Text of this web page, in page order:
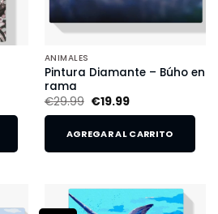
ANIMALES
Pintura Diamante – Búho en
rama
€29.99 €19.99
AGREGAR AL CARRITO